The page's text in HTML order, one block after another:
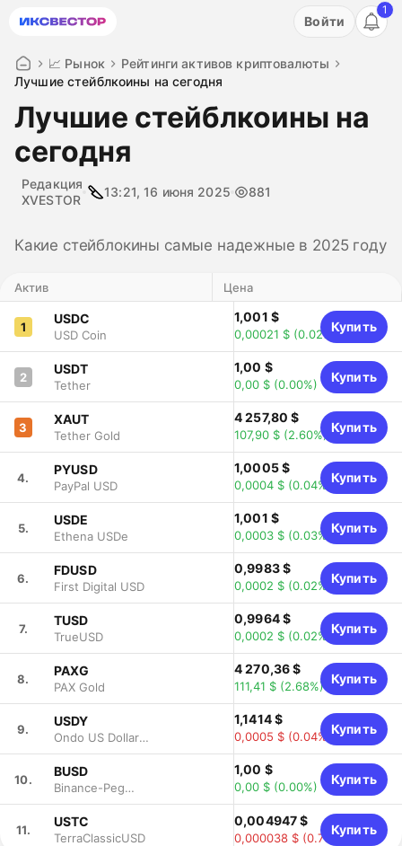
Акция: бесплатный пробный период на 3 дня!
Войти
1
📈 Рынок
Рейтинги активов криптовалюты
Лучшие стейблкоины на сегодня
Лучшие стейблкоины на
сегодня
Редакция
XVESTOR
13:21, 16 июня 2025 881
Какие стейблокины самые надежные в 2025 году
Актив Цена
1
USDC
USD Coin
1,001 $
0,00021 $ (0.02%)
Купить
2
USDT
Tether
1,00 $
0,00 $ (0.00%)
Купить
3
XAUT
Tether Gold
4 257,80 $
107,90 $ (2.60%)
Купить
4.
PYUSD
PayPal USD
1,0005 $
0,0004 $ (0.04%)
Купить
5.
USDE
Ethena USDe
1,001 $
0,0003 $ (0.03%)
Купить
6.
FDUSD
First Digital USD
0,9983 $
0,0002 $ (0.02%)
Купить
7.
TUSD
TrueUSD
0,9964 $
0,0002 $ (0.02%)
Купить
8.
PAXG
PAX Gold
4 270,36 $
111,41 $ (2.68%)
Купить
9.
USDY
Ondo US Dollar
Yield
1,1414 $
0,0005 $ (0.04%)
Купить
10.
BUSD
Binance-Peg
BUSD
1,00 $
0,00 $ (0.00%)
Купить
11.
USTC
TerraClassicUSD
0,004947 $
0,000038 $ (0.76%)
Купить